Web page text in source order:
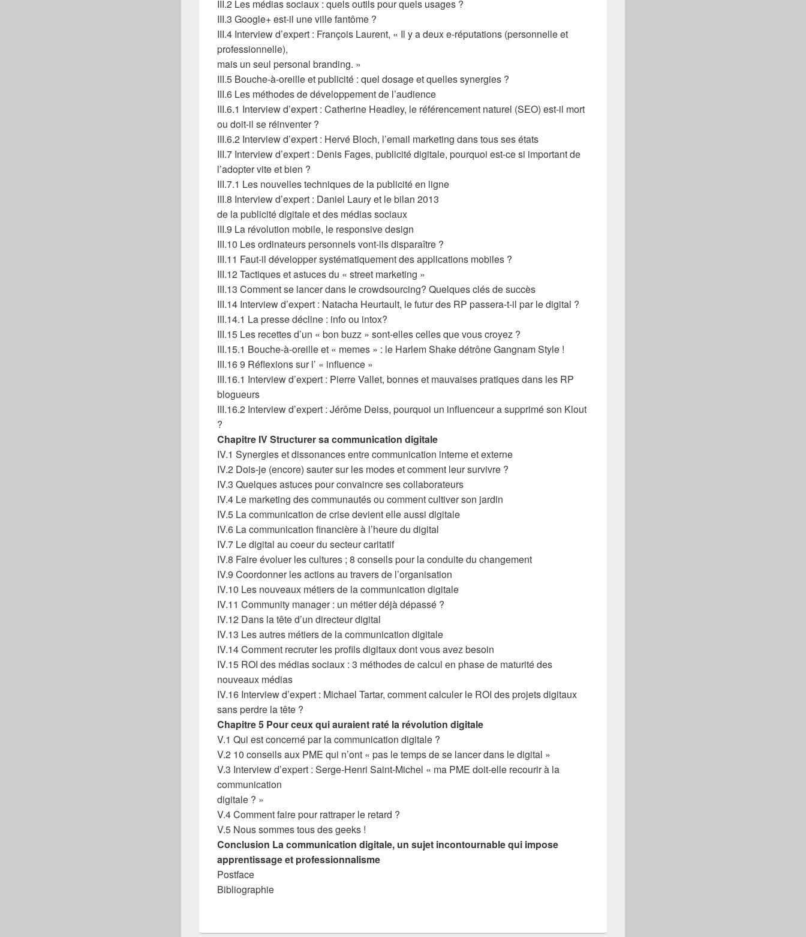
III.2 Les médias sociaux : quels outils pour quels usages ?
III.3 Google+ est-il une ville fantôme ?
III.4 Interview d’expert : François Laurent, « Il y a deux e-réputations (personnelle et
professionnelle),
mais un seul personal branding. »
III.5 Bouche-à-oreille et publicité : quel dosage et quelles synergies ?
III.6 Les méthodes de développement de l’audience
III.6.1 Interview d’expert : Catherine Headley, le référencement naturel (SEO) est-il mort
ou doit-il se réinventer ?
III.6.2 Interview d’expert : Hervé Bloch, l’email marketing dans tous ses états
III.7 Interview d’expert : Denis Fages, publicité digitale, pourquoi est-ce si important de
l’adopter vite et bien ?
III.7.1 Les nouvelles techniques de la publicité en ligne
III.8 Interview d’expert : Daniel Laury et le bilan 2013
de la publicité digitale et des médias sociaux
III.9 La révolution mobile, le responsive design
III.10 Les ordinateurs personnels vont-ils disparaître ?
III.11 Faut-il développer systématiquement des applications mobiles ?
III.12 Tactiques et astuces du « street marketing »
III.13 Comment se lancer dans le crowdsourcing? Quelques clés de succès
III.14 Interview d’expert : Natacha Heurtault, le futur des RP passera-t-il par le digital ?
III.14.1 La presse décline : info ou intox?
III.15 Les recettes d’un « bon buzz » sont-elles celles que vous croyez ?
III.15.1 Bouche-à-oreille et « memes » : le Harlem Shake détrône Gangnam Style !
III.16 9 Réflexions sur l’ « influence »
III.16.1 Interview d’expert : Pierre Vallet, bonnes et mauvaises pratiques dans les RP
blogueurs
III.16.2 Interview d’expert : Jérôme Deiss, pourquoi un influenceur a supprimé son Klout
?
Chapitre IV Structurer sa communication digitale
IV.1 Synergies et dissonances entre communication interne et externe
IV.2 Dois-je (encore) sauter sur les modes et comment leur survivre ?
IV.3 Quelques astuces pour convaincre ses collaborateurs
IV.4 Le marketing des communautés ou comment cultiver son jardin
IV.5 La communication de crise devient elle aussi digitale
IV.6 La communication financière à l’heure du digital
IV.7 Le digital au coeur du secteur caritatif
IV.8 Faire évoluer les cultures ; 8 conseils pour la conduite du changement
IV.9 Coordonner les actions au travers de l’organisation
IV.10 Les nouveaux métiers de la communication digitale
IV.11 Community manager : un métier déjà dépassé ?
IV.12 Dans la tête d’un directeur digital
IV.13 Les autres métiers de la communication digitale
IV.14 Comment recruter les profils digitaux dont vous avez besoin
IV.15 ROI des médias sociaux : 3 méthodes de calcul en phase de maturité des
nouveaux médias
IV.16 Interview d’expert : Michael Tartar, comment calculer le ROI des projets digitaux
sans perdre la tête ?
Chapitre 5 Pour ceux qui auraient raté la révolution digitale
V.1 Qui est concerné par la communication digitale ?
V.2 10 conseils aux PME qui n’ont « pas le temps de se lancer dans le digital »
V.3 Interview d’expert : Serge-Henri Saint-Michel « ma PME doit-elle recourir à la
communication
digitale ? »
V.4 Comment faire pour rattraper le retard ?
V.5 Nous sommes tous des geeks !
Conclusion La communication digitale, un sujet incontournable qui impose
apprentissage et professionnalisme
Postface
Bibliographie